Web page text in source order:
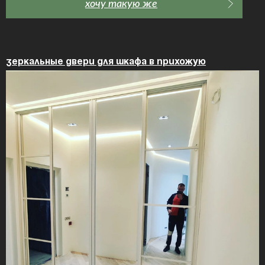
хочу такую же
Зеркальные двери для шкафа в прихожую